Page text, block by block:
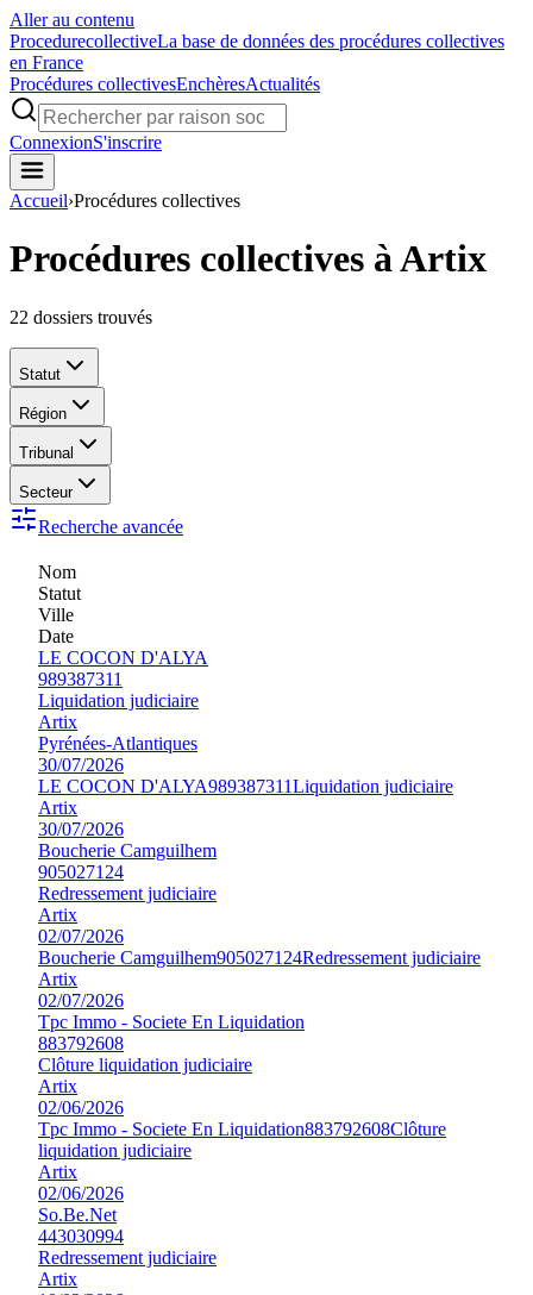
Aller au contenu
ProcedurecollectiveLa base de données des procédures collectives
en France
Procédures collectivesEnchèresActualités
ConnexionS'inscrire
Accueil›Procédures collectives
Procédures collectives à Artix
22 dossiers trouvés
Statut
Région
Tribunal
Secteur
Recherche avancée
Nom
Statut
Ville
Date
LE COCON D'ALYA
989387311
Liquidation judiciaire
Artix
Pyrénées-Atlantiques
30/07/2026
LE COCON D'ALYA989387311Liquidation judiciaire
Artix
30/07/2026
Boucherie Camguilhem
905027124
Redressement judiciaire
Artix
02/07/2026
Boucherie Camguilhem905027124Redressement judiciaire
Artix
02/07/2026
Tpc Immo - Societe En Liquidation
883792608
Clôture liquidation judiciaire
Artix
02/06/2026
Tpc Immo - Societe En Liquidation883792608Clôture
liquidation judiciaire
Artix
02/06/2026
So.Be.Net
443030994
Redressement judiciaire
Artix